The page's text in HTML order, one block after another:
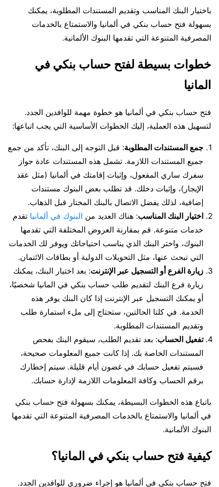
باختيار البنك المناسب وتقديم المستندات المطلوبة، يمكنك
بسهولة فتح حساب بنكي في ألمانيا والاستمتاع بالخدمات
المصرفية المتنوعة التي تقدمها البنوك الألمانية.
خطوات بسيطة لفتح حساب بنكي في
المانيا
فتح حساب بنكي في ألمانيا هو خطوة مهمة للوافدين الجدد.
لتسهيل هذه العملية، إليك الخطوات الأساسية التي يجب اتباعها:
جمع المستندات المطلوبة: قبل التوجه إلى البنك، تأكد من جمع
جميع المستندات اللازمة. تشمل هذه المستندات عادة جواز
سفرك ساري المفعول، وإثبات إقامتك في ألمانيا (مثل عقد
الإيجار)، وإثبات دخلك. قد تطلب بعض البنوك مستندات
إضافية، لذلك يفضل الاتصال بالبنك المختار قبل الذهاب.
اختيار البنك المناسب: هناك العديد من البنوك في ألمانيا تقدم
خدمات متنوعة. قم بمقارنة العروض المختلفة التي تقدمها
البنوك، واختر البنك الذي يناسب احتياجاتك ويوفر لك الخدمات
التي تبحث عنها، مثل التحويلات الدولية أو بطاقات الائتمان.
زيارة الفرع أو التسجيل عبر الإنترنت: بعد اختيار البنك، يمكنك
زيارة فرع البنك لتقديم طلب حساب بنكي في المانيا شخصيًا،
أو يمكنك التسجيل عبر الإنترنت إذا كان البنك يوفر هذه
الخدمة. في كلتا الحالتين، ستحتاج إلى ملء استمارة طلب
وتقديم المستندات المطلوبة.
تفعيل الحساب: بعد تقديم الطلب، سيقوم البنك بفحص
المستندات الخاصة بك. إذا كانت جميع المعلومات صحيحة،
فسيتم تفعيل حسابك في غضون أيام قليلة. سيتم إخطارك
برقم الحساب وكافة المعلومات اللازمة لإدارة حسابك.
باتباع هذه الخطوات البسيطة، يمكنك بسهولة فتح حساب بنكي
في ألمانيا والاستمتاع بالخدمات المصرفية المتنوعة التي تقدمها
البنوك الألمانية.
كيفية فتح حساب بنكي في المانيا؟
فتح حساب بنكي في ألمانيا هو إجراء ضروري للوافدين الجدد.